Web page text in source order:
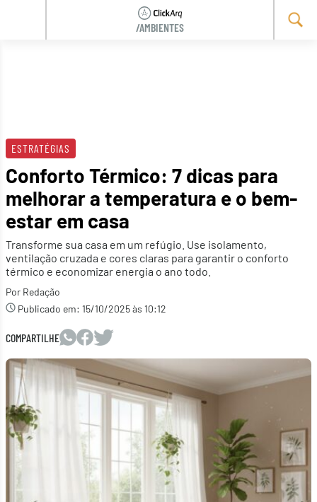
/AMBIENTES
ESTRATÉGIAS
Conforto Térmico: 7 dicas para
melhorar a temperatura e o bem-
estar em casa
Transforme sua casa em um refúgio. Use isolamento,
ventilação cruzada e cores claras para garantir o conforto
térmico e economizar energia o ano todo.
Por Redação
Publicado em: 15/10/2025 às 10:12
COMPARTILHE